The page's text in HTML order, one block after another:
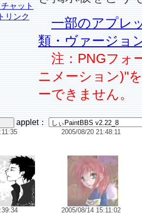
ャット
リンク
一部のアプレ
類・ヴァージョ
注：PNGフォ
ニメーション)"
ーできません。
applet：
2005/08/20 21:48:11
2005/08/14 15:11:02